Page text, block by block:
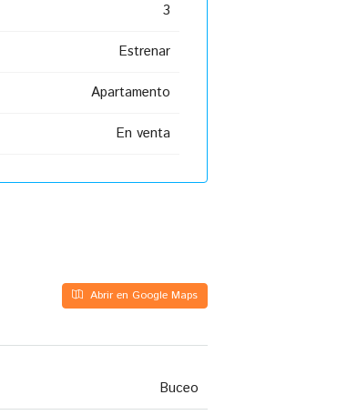
3
Estrenar
Apartamento
En venta
Abrir en Google Maps
Buceo